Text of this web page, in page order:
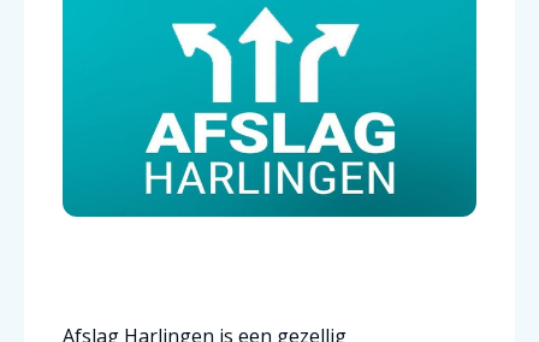
Afslag Harlingen is een gezellig